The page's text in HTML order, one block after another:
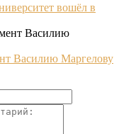
вошёл в
Василию Маргелову